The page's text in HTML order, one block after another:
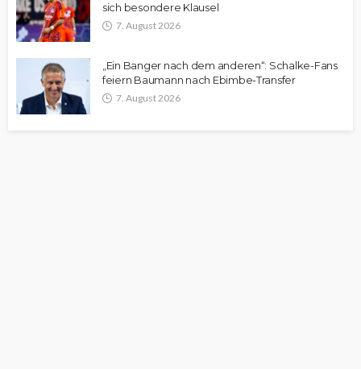
sich besondere Klausel
7. August 2026
„Ein Banger nach dem anderen“: Schalke-Fans
feiern Baumann nach Ebimbe-Transfer
7. August 2026